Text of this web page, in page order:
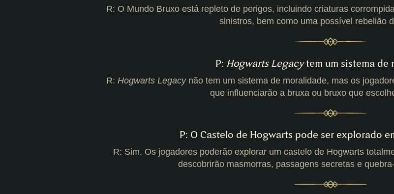
R: O Mundo Bruxo está repleto de perigos, incluindo criaturas
sinistros, bem como uma possível rebelião
P: Hogwarts Legacytem um sistema de
R: Hogwarts Legacynão tem um sistema de moralidade, mas os
que influenciarão a bruxa ou bruxo que
P: O Castelo de Hogwarts pode ser explorado
R: Sim. Os jogadores poderão explorar um castelo de Hogwarts
descobrirão masmorras, passagens secretas e